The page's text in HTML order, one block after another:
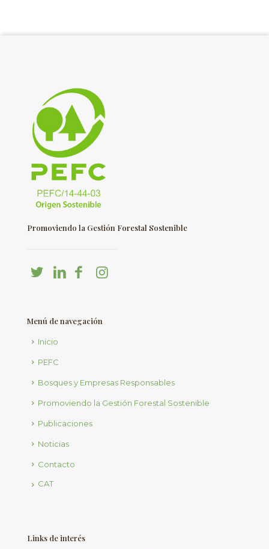
Promoviendo la Gestión Forestal Sostenible
Menú de navegación
Inicio
PEFC
Bosques y Empresas Responsables
Promoviendo la Gestión Forestal Sostenible
Publicaciones
Noticias
Contacto
CAT
Links de interés